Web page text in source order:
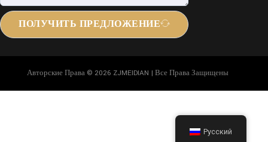
ПОЛУЧИТЬ ПРЕДЛОЖЕНИЕ
Авторские Права © 2026 ZJMEIDIAN | Все Права Защищены
Русский